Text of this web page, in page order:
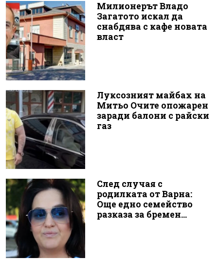
Милионерът Владо
Загатото искал да
снабдява с кафе новата
власт
Луксозният майбах на
Митьо Очите опожарен
заради балони с райски
газ
След случая с
родилката от Варна:
Още едно семейство
разказа за бремен...